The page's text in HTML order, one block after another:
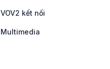
VOV2 kết nối
Multimedia